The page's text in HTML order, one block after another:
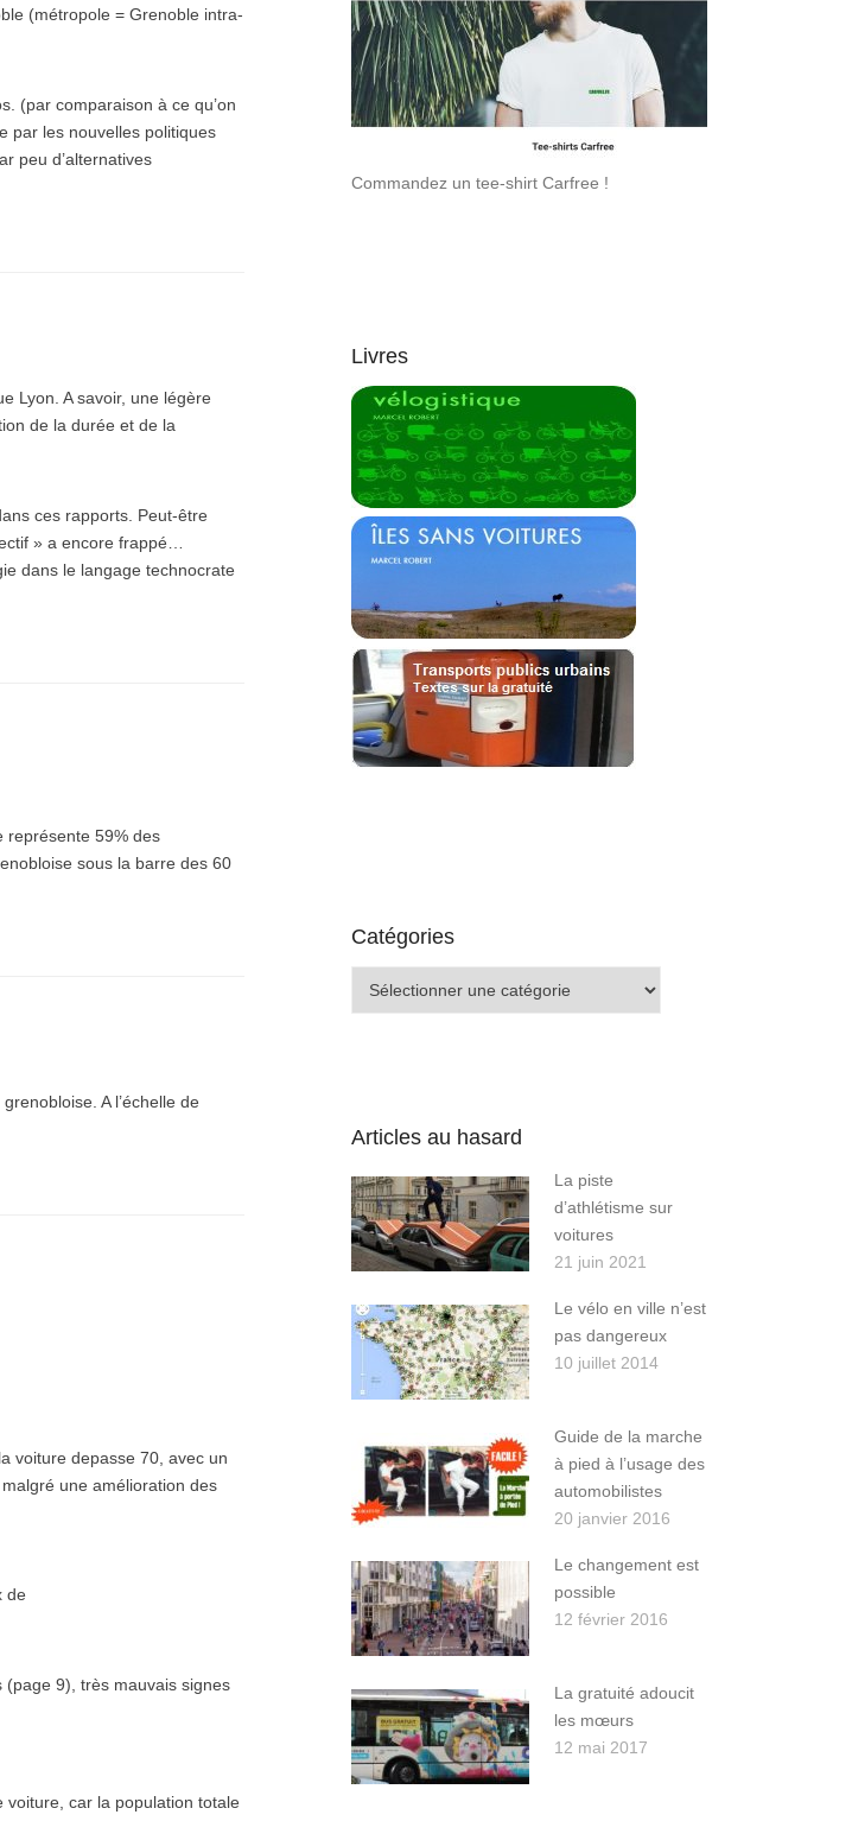
(métropole = Grenoble intra-
(par comparaison à ce qu’on
par les nouvelles politiques
peu d’alternatives
Lyon. A savoir, une légère
de la durée et de la
ces rapports. Peut-être
» a encore frappé…
dans le langage technocrate
représente 59% des
sous la barre des 60
A l’échelle de
voiture depasse 70, avec un
une amélioration des
de
(page 9), très mauvais signes
car la population totale
Commandez un tee-shirt Carfree !
Livres
Catégories
Articles au hasard
La piste
d’athlétisme sur
voitures
21 juin 2021
Le vélo en ville n’est
pas dangereux
10 juillet 2014
Guide de la marche
à pied à l’usage des
automobilistes
20 janvier 2016
Le changement est
possible
12 février 2016
La gratuité adoucit
les mœurs
12 mai 2017